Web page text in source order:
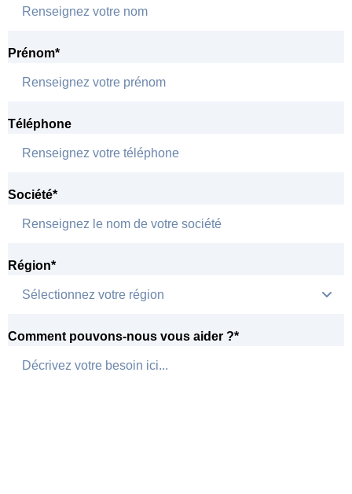
Prénom*
Téléphone
Société*
Région*
Comment pouvons-nous vous aider ?*